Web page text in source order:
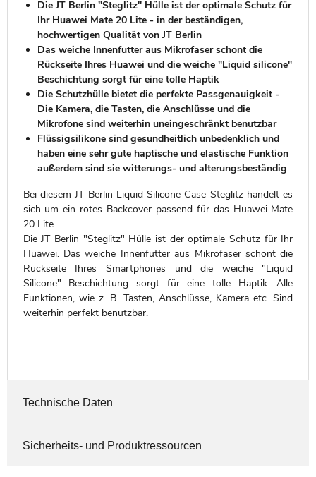
Die JT Berlin "Steglitz" Hülle ist der optimale Schutz für
Ihr Huawei Mate 20 Lite - in der beständigen,
hochwertigen Qualität von JT Berlin
Das weiche Innenfutter aus Mikrofaser schont die
Rückseite Ihres Huawei und die weiche "Liquid silicone"
Beschichtung sorgt für eine tolle Haptik
Die Schutzhülle bietet die perfekte Passgenauigkeit -
Die Kamera, die Tasten, die Anschlüsse und die
Mikrofone sind weiterhin uneingeschränkt benutzbar
Flüssigsilikone sind gesundheitlich unbedenklich und
haben eine sehr gute haptische und elastische Funktion
außerdem sind sie witterungs- und alterungsbeständig
Bei diesem JT Berlin Liquid Silicone Case Steglitz handelt es
sich um ein rotes Backcover passend für das Huawei Mate
20 Lite.
Die JT Berlin "Steglitz" Hülle ist der optimale Schutz für Ihr
Huawei. Das weiche Innenfutter aus Mikrofaser schont die
Rückseite Ihres Smartphones und die weiche "Liquid
Silicone" Beschichtung sorgt für eine tolle Haptik. Alle
Funktionen, wie z. B. Tasten, Anschlüsse, Kamera etc. Sind
weiterhin perfekt benutzbar.
Technische Daten
Sicherheits- und Produktressourcen